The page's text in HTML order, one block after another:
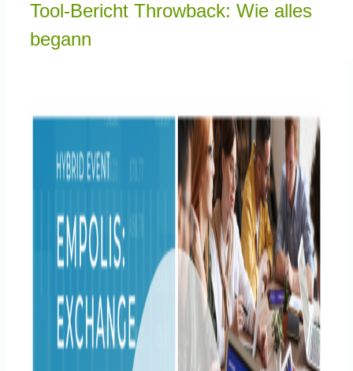
Knowledge Centered Service
Shop
Tool-Bericht Throwback: Wie alles
begann